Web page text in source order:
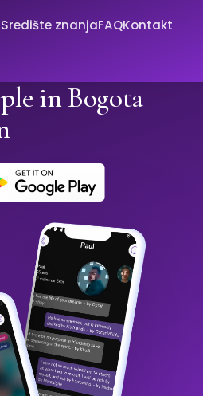
Središte znanjaFAQKontakt
in Bogota